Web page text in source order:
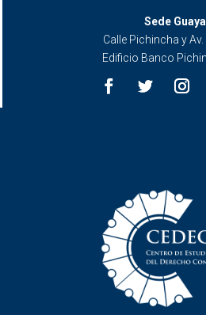
Sede
Calle Pichincha y
Edificio Banco